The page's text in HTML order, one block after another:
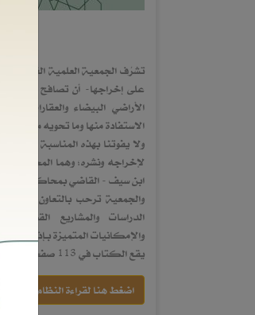
تشرُف الجمعية العلمية
على إخراجها- أن تصافح
الأراضي البيضاء والعقارات
الاستفادة منها وما تحويه من مزايا
ولا يفوتنا بهذه المناسبة شكر
لإخراجه ونشره؛ وهما المحامي/
ابن سيف - القاضي بمحاكم ديوان
والجمعية ترحب بالتعاون مع
الدراسات والمشاريع
والإمكانيات المتميزة بـإذن الله
يقع الكتاب في 113 صفحة.
اضغط هنا لقراءة النظام وتحميله